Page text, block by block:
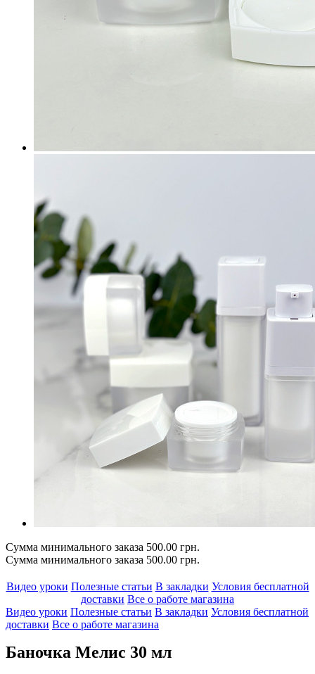
Сумма минимального заказа 500.00 грн.
Сумма минимального заказа 500.00 грн.
Видео уроки Полезные статьи В закладки Условия бесплатной
доставки Все о работе магазина
Видео уроки Полезные статьи В закладки Условия бесплатной
доставки Все о работе магазина
Баночка Мелис 30 мл